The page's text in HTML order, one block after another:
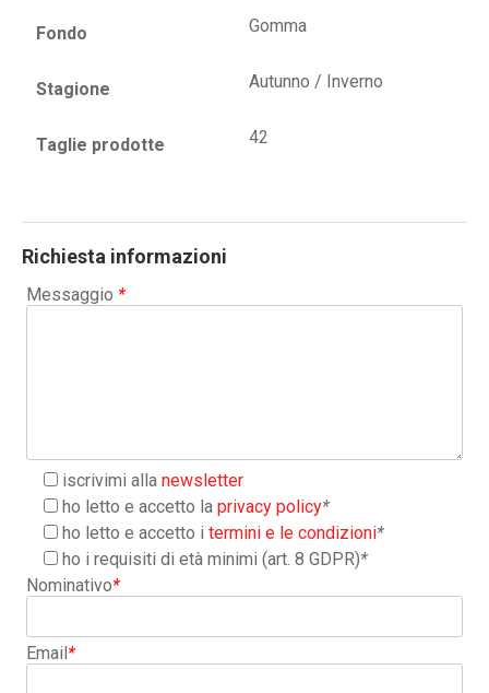
Fondo Gomma
Stagione Autunno / Inverno
Taglie prodotte 42
Richiesta informazioni
Messaggio *
iscrivimi allanewsletter
ho letto e accetto laprivacy policy*
ho letto e accetto itermini e le condizioni*
ho i requisiti di età minimi (art. 8 GDPR)*
Nominativo*
Email*